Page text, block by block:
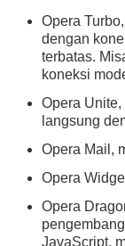
Opera
dengan
terbatas.
koneksi
Opera
langsung
Opera Mail,
Opera
Opera
JavaScript,